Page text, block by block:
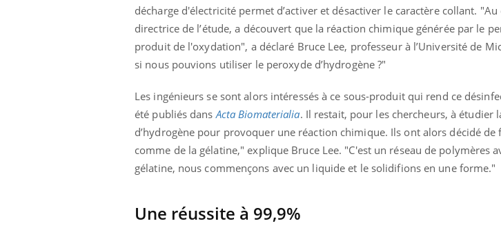
décharge d'électricité permet d’activer et désactiver le caractère collant.
directrice de l’étude, a découvert que la réaction chimique générée par le
produit de l'oxydation", a déclaré Bruce Lee, professeur à l’Université de
si nous pouvions utiliser le peroxyde d’hydrogène ?"
Les ingénieurs se sont alors intéressés à ce sous-produit qui rend ce
été publiés dans Acta Biomaterialia. Il restait, pour les chercheurs, à étudier
d’hydrogène pour provoquer une réaction chimique. Ils ont alors décidé
comme de la gélatine," explique Bruce Lee. "C'est un réseau de polymères
gélatine, nous commençons avec un liquide et le solidifions en une forme."
Une réussite à 99,9%
Carence en fer : comprendre pour
Fatigue, irritabilité, brouillard mental ou
Youtube
Insuline & Charge mentale : et si on
En 2026, l'insuline dans le diabète de type 2